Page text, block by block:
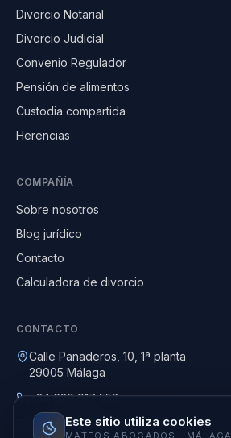
Divorcio Notarial
Divorcio Judicial
Convenio Regulador
Pensión de alimentos
Custodia compartida
Herencias
COMPAÑÍA
Sobre nosotros
Blog jurídico
Contacto
Calculadora de divorcio
CONTACTO
Calle Panaderos, 10, 1ª planta
29005 Málaga
+34 629 917 558
abogadosjmf@gmail.com
Este sitio utiliza cookies
MATEOS ABOGADOS · MÁLAGA